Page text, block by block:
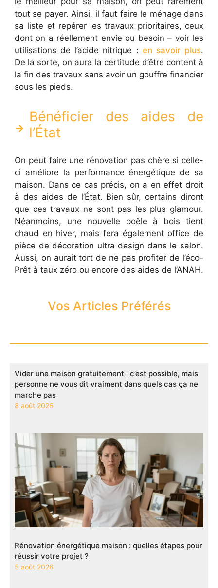
tout se payer. Ainsi, il faut faire le ménage dans
sa liste et repérer les travaux prioritaires, ceux
dont on a réellement envie ou besoin – voir les
utilisations de l’acide nitrique : en savoir plus.
De la sorte, on aura la certitude d’être content à
la fin des travaux sans avoir un gouffre financier
sous les pieds.
Bénéficier des aides de
l’État
On peut faire une rénovation pas chère si celle-
ci améliore la performance énergétique de sa
maison. Dans ce cas précis, on a en effet droit
à des aides de l’État. Bien sûr, certains diront
que ces travaux ne sont pas les plus glamour.
Néanmoins, une nouvelle poêle à bois tient
chaud en hiver, mais fera également office de
pièce de décoration ultra design dans le salon.
Aussi, on aurait tort de ne pas profiter de l’éco-
Prêt à taux zéro ou encore des aides de l’ANAH.
Vos Articles Préférés
Vider une maison gratuitement : c’est possible, mais
personne ne vous dit vraiment dans quels cas ça ne
marche pas
8 août 2026
Rénovation énergétique maison : quelles étapes pour
réussir votre projet ?
5 août 2026